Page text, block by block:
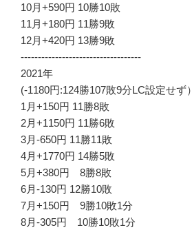
10月+590円 10勝10敗
11月+180円 11勝9敗
12月+420円 13勝9敗
-----------------------------------
2021年
(-1180円:124勝107敗9分LC設定せず）
1月+150円 11勝8敗
2月+1150円 11勝6敗
3月-650円 11勝11敗
4月+1770円 14勝5敗
5月+380円 8勝8敗
6月-130円 12勝10敗
7月+150円 9勝10敗1分
8月-305円 10勝10敗1分